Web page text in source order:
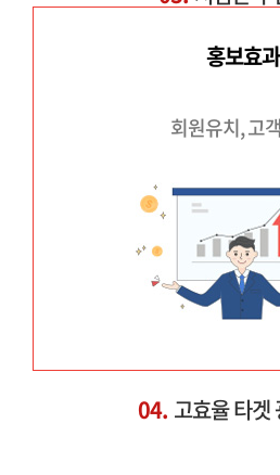
홍보효과
회원유치, 고
04. 고효율 타겟